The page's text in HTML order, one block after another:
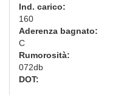
Ind. carico:
160
Aderenza bagnato:
C
Rumorosità:
072db
DOT: